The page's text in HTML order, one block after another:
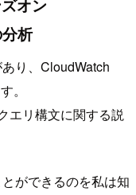
オン
析
り、CloudWatch
。
エリ構文に関する説
ができるのを私は知